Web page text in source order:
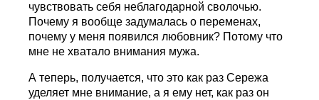
чувствовать себя неблагодарной сволочью.
Почему я вообще задумалась о переменах,
почему у меня появился любовник? Потому что
мне не хватало внимания мужа.
А теперь, получается, что это как раз Сережа
уделяет мне внимание, а я ему нет, как раз он